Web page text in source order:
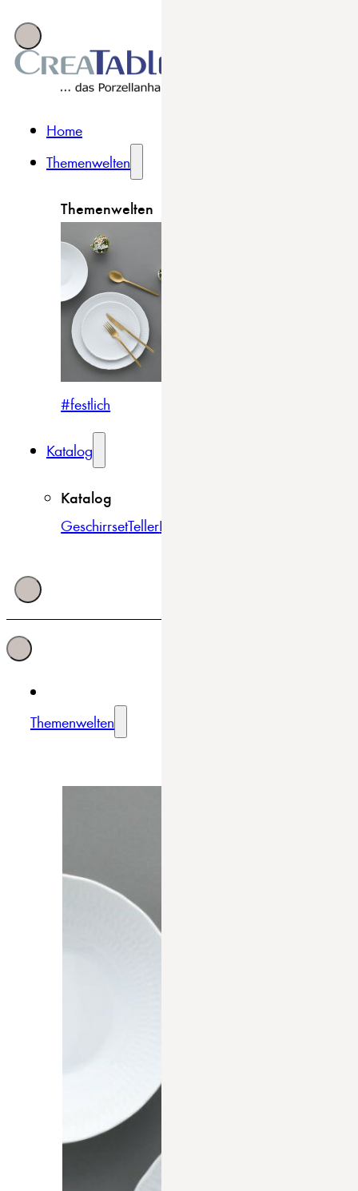
Home
Themenwelten
Themenwelten
#festlich
Katalog
Katalog
GeschirrsetTellerBowls & Schüsseln
Themenwelten